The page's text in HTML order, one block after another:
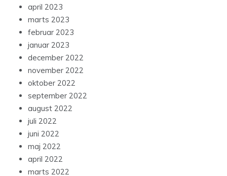
april 2023
marts 2023
februar 2023
januar 2023
december 2022
november 2022
oktober 2022
september 2022
august 2022
juli 2022
juni 2022
maj 2022
april 2022
marts 2022